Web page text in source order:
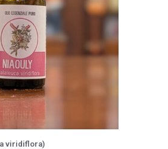
viridiflora)